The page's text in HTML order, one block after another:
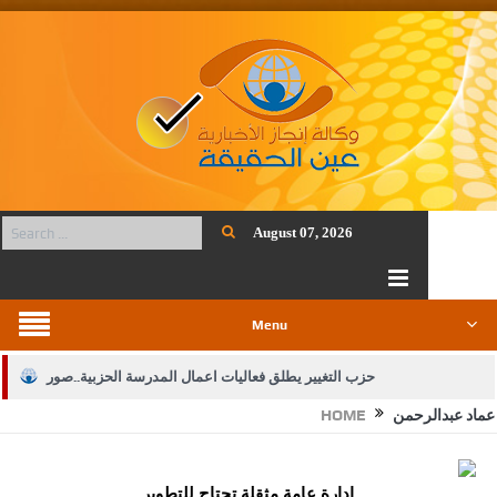
August 07, 2026
Menu
حزب التغيير يطلق فعاليات اعمال المدرسة الحزبية..صور
الجيش يفتح باب التجنيد لحملة البكالوريوس في الحقوق والقانون
HOME عماد عبدالرحمن